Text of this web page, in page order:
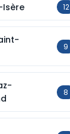
12
9
8